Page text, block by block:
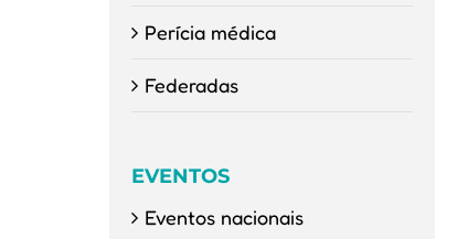
Perícia médica
Federadas
EVENTOS
Eventos nacionais